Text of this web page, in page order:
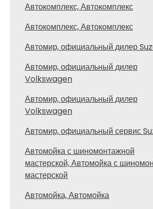
Автокомплекс, Автокомплекс
Автокомплекс, Автокомплекс
Автомир, официальный дилер
Автомир, официальный дилер
Volkswagen
Автомир, официальный дилер
Volkswagen
Автомир, официальный сервис
Автомойка с шиномонтажной
мастерской, Автомойка с
мастерской
Автомойка, Автомойка